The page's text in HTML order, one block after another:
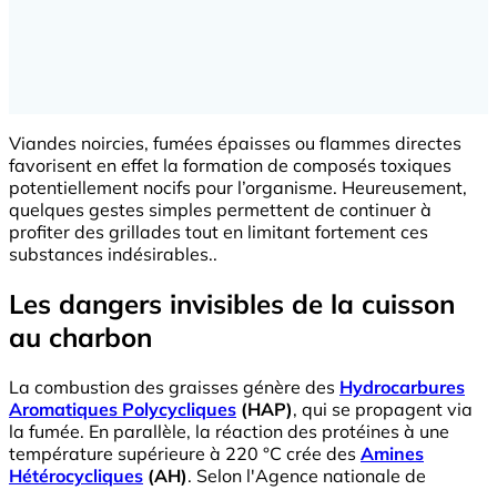
Viandes noircies, fumées épaisses ou flammes directes
favorisent en effet la formation de composés toxiques
potentiellement nocifs pour l’organisme. Heureusement,
quelques gestes simples permettent de continuer à
profiter des grillades tout en limitant fortement ces
substances indésirables..
Les dangers invisibles de la cuisson
au charbon
La combustion des graisses génère des Hydrocarbures
Aromatiques Polycycliques (HAP), qui se propagent via
la fumée. En parallèle, la réaction des protéines à une
température supérieure à 220 °C crée des Amines
Hétérocycliques (AH). Selon l'Agence nationale de